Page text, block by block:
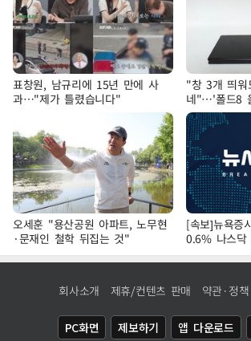
표창원, 남규리에 15년 만에 사
과…"제가 틀렸습니다"
"창 3개 띄워
네"…'폴드8
니
오세훈 "용산공원 아파트, 노무현
·문재인 철학 뒤집는 것"
[속보]뉴욕
0.6% 나스
회사소개 제휴/컨텐츠 판매 약관·정책
PC화면 제보하기 앱 다운로드